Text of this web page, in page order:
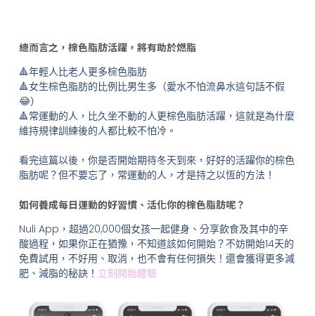
總而言之，棕色脂肪活躍，將有助於燃脂
🔺年輕人比老人更多棕色脂肪
🔺女生棕色脂肪的比例比男生多（愛水不怕流鼻水這句話不假
😂）
🔺常運動的人，比久坐不動的人更棕色脂肪活躍，這就是為什麼
維持規律訓練後的人都比較不怕冷。
看完這篇以後，你是否開始期待冬天到來，好好的活躍你的棕色
脂肪呢？但不要忘了，常運動的人，才是持之以恆的方法！
如何養成每日運動的好習慣、活化你的棕色脂肪呢？
Nuli App，超過20,000個女孩一起健身、分享飲食及其中的辛
酸過程，如果你正在猶豫，不知道該如何開始？不妨開始14天的
免費試用，不好用、取消，也不會有任何損失！還會獲得更多減
肥、減脂的秘訣！ 立刻開始體驗